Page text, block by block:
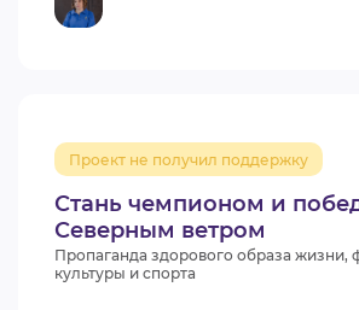
Стань чемпионом и
Северным ветром
Проект не получил поддержку
Пропаганда здорового образа жизни,
культуры и спорта